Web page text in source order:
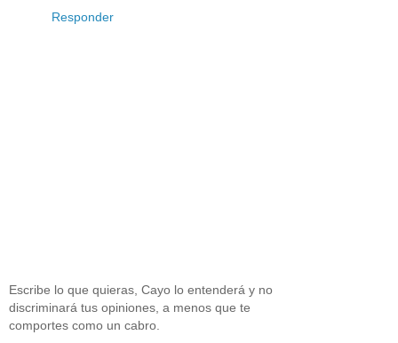
Responder
Escribe lo que quieras, Cayo lo entenderá y no
discriminará tus opiniones, a menos que te
comportes como un cabro.